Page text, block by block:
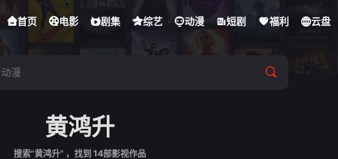
首页 电影 剧集 综艺 动漫 短剧 福利 云盘
黄鸿升
搜索"黄鸿升" ，找到 14部影视作品